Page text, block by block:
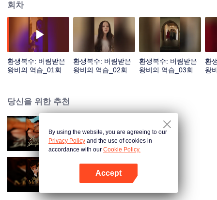
킬 듯 타오르고, 그의 심장은 미친 듯이 폭주하며 통제력을 잃기 시작한다.
회차
환생복수: 버림받은
왕비의 역습_01회
환생복수: 버림받은
왕비의 역습_02회
환생복수: 버림받은
왕비의 역습_03회
환
왕
당신을 위한 추천
사라진 아내를 구속한다
그대여, 나만 편애해 줘
By using the website, you are agreeing to our
Privacy Policy and the use of cookies in
accordance with our Cookie Policy.
Accept